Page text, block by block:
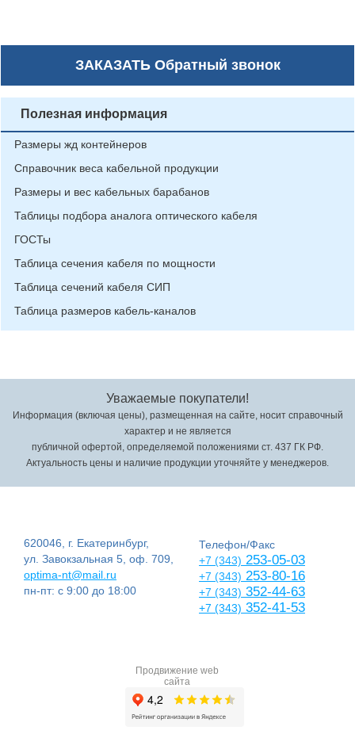
ЗАКАЗАТЬОбратный звонок
Полезная информация
Размеры жд контейнеров
Справочник веса кабельной продукции
Размеры и вес кабельных барабанов
Таблицы подбора аналога оптического кабеля
ГОСТы
Таблица сечения кабеля по мощности
Таблица сечений кабеля СИП
Таблица размеров кабель-каналов
Уважаемые покупатели!
Информация (включая цены), размещенная на сайте, носит справочный
характер и не является
публичной офертой, определяемой положениями ст. 437 ГК РФ.
Актуальность цены и наличие продукции уточняйте у менеджеров.
620046, г. Екатеринбург,
ул. Завокзальная 5, оф. 709,
optima-nt@mail.ru
пн-пт: с 9:00 до 18:00
Телефон/Факс
+7 (343) 253-05-03
+7 (343) 253-80-16
+7 (343) 352-44-63
+7 (343) 352-41-53
Продвижение web
сайта